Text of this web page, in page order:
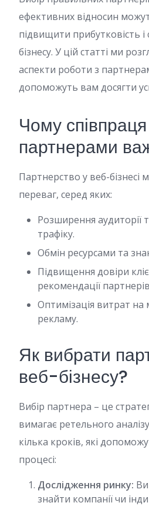
ефективних відносин
підвищити прибутковість і
бізнесу. У цій статті ми
аспекти роботи з
допоможуть вам досягти
Чому
партнерами
Партнерство у веб-бізнесі
переваг, серед яких:
Розширення аудиторії
трафіку.
Обмін ресурсами та
Підвищення довіри
рекомендації
Оптимізація витрат на
рекламу.
Як вибрати
веб-бізнесу?
Вибір партнера – це
вимагає ретельного
кілька кроків, які
процесі:
Дослідження ринку:
знайти компанії чи